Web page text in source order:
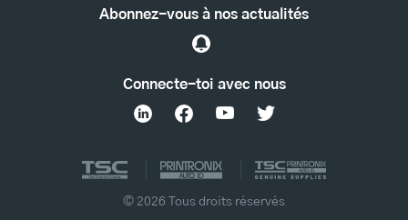
Connecte-toi avec nous
Abonnez-vous à nos actualités
© 2026 Tous droits réservés